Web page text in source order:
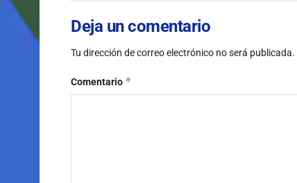
Deja un comentario
Tu dirección de correo electrónico no será publicada.
Comentario *